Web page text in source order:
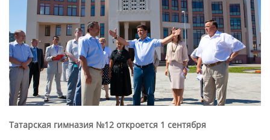
Татарская гимназия №12 откроется 1 сентября